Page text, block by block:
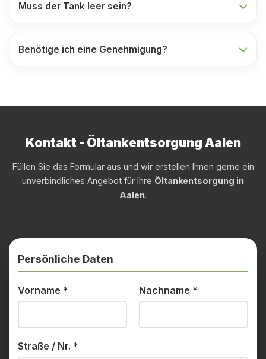
Muss der Tank leer sein?
Benötige ich eine Genehmigung?
Kontakt - Öltankentsorgung Aalen
Füllen Sie das Formular aus und wir erstellen Ihnen gerne ein
unverbindliches Angebot für Ihre Öltankentsorgung in
Aalen.
Persönliche Daten
Vorname * Nachname *
Straße / Nr. *